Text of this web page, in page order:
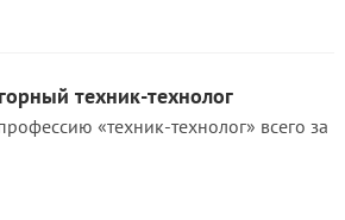
техник-технолог
«техник-технолог» всего за